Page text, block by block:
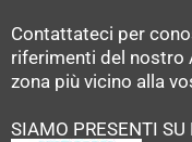
Contattateci per
riferimenti del nostro
zona più vicino alla
SIAMO PRESENTI SU